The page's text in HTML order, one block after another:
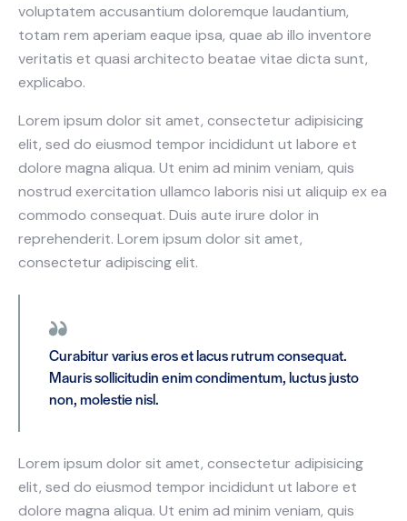
voluptatem accusantium doloremque laudantium,
totam rem aperiam eaque ipsa, quae ab illo inventore
veritatis et quasi architecto beatae vitae dicta sunt,
explicabo.
Lorem ipsum dolor sit amet, consectetur adipisicing
elit, sed do eiusmod tempor incididunt ut labore et
dolore magna aliqua. Ut enim ad minim veniam, quis
nostrud exercitation ullamco laboris nisi ut aliquip ex ea
commodo consequat. Duis aute irure dolor in
reprehenderit. Lorem ipsum dolor sit amet,
consectetur adipiscing elit.
Curabitur varius eros et lacus rutrum consequat.
Mauris sollicitudin enim condimentum, luctus justo
non, molestie nisl.
Lorem ipsum dolor sit amet, consectetur adipisicing
elit, sed do eiusmod tempor incididunt ut labore et
dolore magna aliqua. Ut enim ad minim veniam, quis